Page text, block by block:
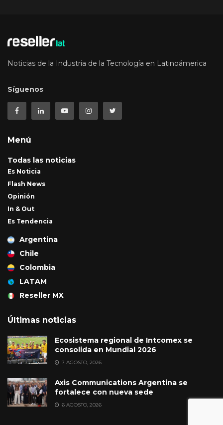
Noticias de la Industria de la Tecnología en Latinoámerica
Síguenos
Menú
Todas las noticias
Es Noticia
Flash News
Opinión
In & Out
Es Tendencia
Argentina
Chile
Colombia
LATAM
Reseller MX
Últimas noticias
Ecosistema regional de Intcomex se
consolida en Mundial 2026
7 AGOSTO, 2026
Axis Communications Argentina se
fortalece con nueva sede
6 AGOSTO, 2026